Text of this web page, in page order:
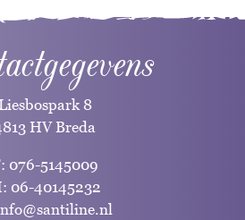
8
HV Breda
076-5145009
06-40145232